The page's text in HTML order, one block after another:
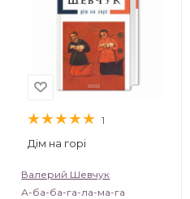
1
Дім на горі
Валерий Шевчук
А-ба-ба-га-ла-ма-га